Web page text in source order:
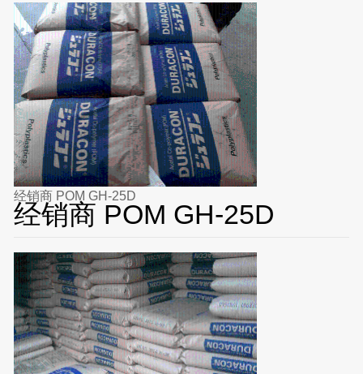
经销商 POM GH-25D
经销商 POM GH-25D